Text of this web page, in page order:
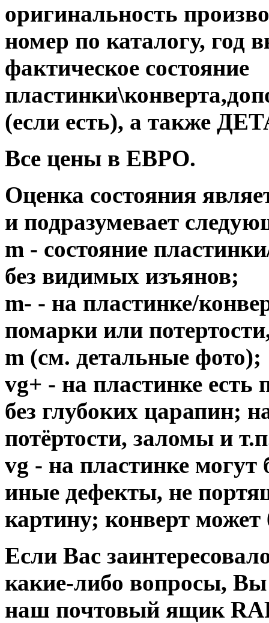
оригинальность
номер по каталогу, год
фактическое состояние
(если есть), а также
Все цены в ЕВРО.
Оценка состояния
и подразумевает
m - состояние
без видимых изъянов;
m- - на пластинке/
помарки или
m (см. детальные фото);
vg+ - на пластинке есть
без глубоких царапин;
потёртости, заломы и
vg - на пластинке
иные дефекты, не
картину; конверт
Если Вас
какие-либо вопросы,
наш почтовый ящик